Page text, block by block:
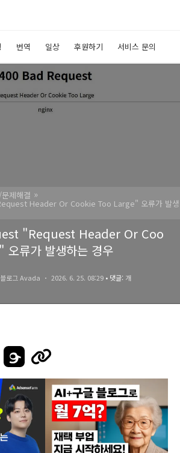
번역 일상 후원하기 서비스 문의
제해결
Header Or Cookie Too Large" 오류가 발생
"Request Header Or Coo
류가 발생하는 경우
로그 Avada 2026. 6. 25. 08:29 • 댓글: 개